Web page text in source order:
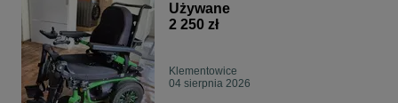
Używane
2 250 zł
Klementowice
04 sierpnia 2026